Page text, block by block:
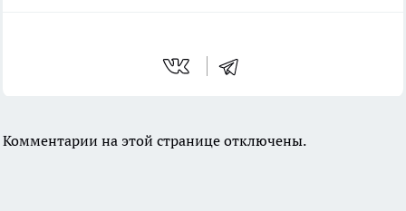
Комментарии на этой странице отключены.